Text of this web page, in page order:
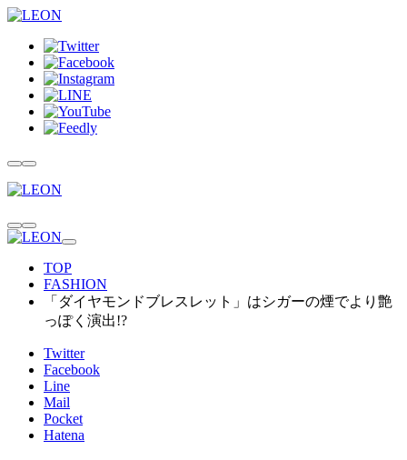
TOP
FASHION
「ダイヤモンドブレスレット」はシガーの煙でより艶
っぽく演出!?
Twitter
Facebook
Line
Mail
Pocket
Hatena